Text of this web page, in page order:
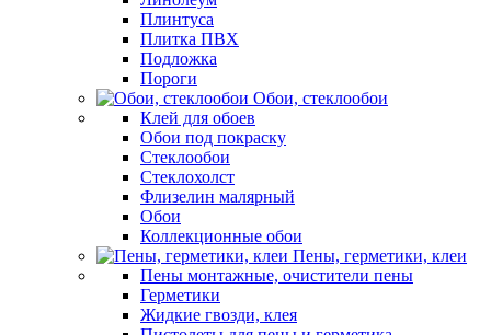
Плинтуса
Плитка ПВХ
Подложка
Пороги
Обои, стеклообои
Клей для обоев
Обои под покраску
Стеклообои
Стеклохолст
Флизелин малярный
Обои
Коллекционные обои
Пены, герметики, клеи
Пены монтажные, очистители пены
Герметики
Жидкие гвозди, клея